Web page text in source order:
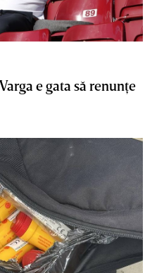
e gata să renunţe